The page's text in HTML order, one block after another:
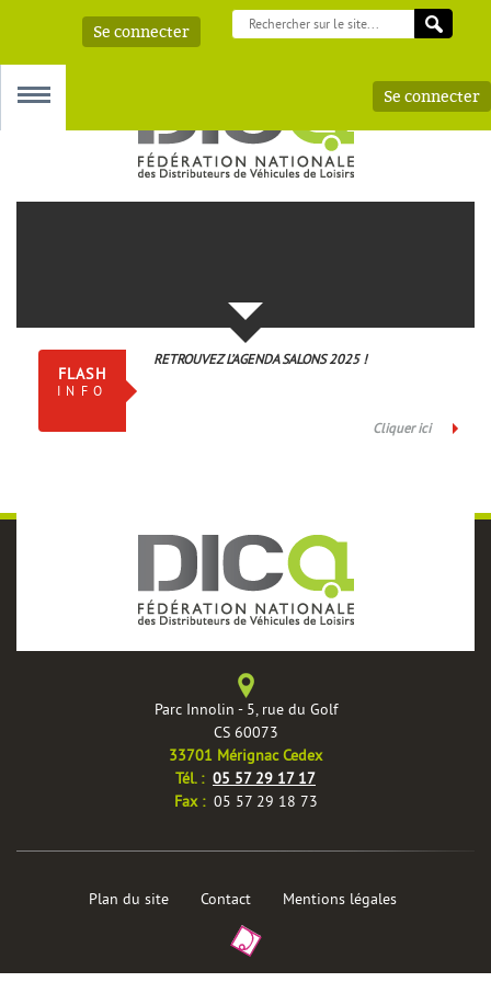
Se connecter
AAA
Se connecter
FLASH
INFO
RETROUVEZ L’AGENDA SALONS 2025 !
Cliquer ici
Parc Innolin - 5, rue du Golf
CS 60073
33701 Mérignac Cedex
Tél. : 05 57 29 17 17
Fax :05 57 29 18 73
Plan du site Contact Mentions légales